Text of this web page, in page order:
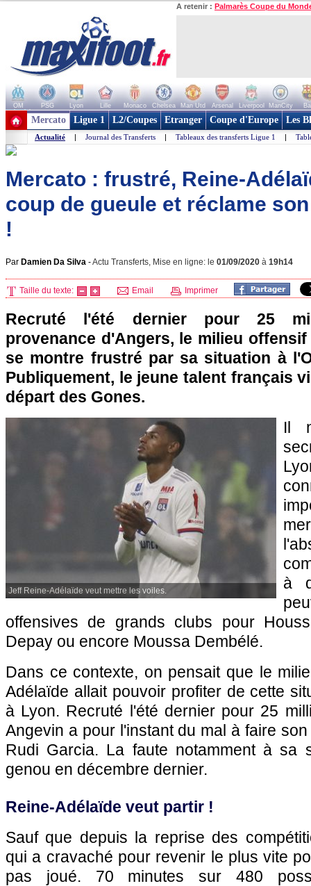
A retenir : Palmarès Coupe du
OM PSG Lyon Lille Monaco Chelsea Man Utd Arsenal Liverpool ManCity
+ de clubs
Mercato Ligue 1 L2/Coupes Etranger Coupe d'Europe Les
Actualité | Journal des Transferts | Tableaux des transferts Ligue 1 |
Mercato : frustré, Reine-
coup de gueule et réclame
!
Par Damien Da Silva -Actu Transferts, Mise en ligne: le 01/09/2020 à 19h14
Taille du texte: Email Imprimer
Recruté l'été dernier pour 25
provenance d'Angers, le milieu
se montre frustré par sa situation à
Publiquement, le jeune talent français
départ des Gones.
Jeff Reine-Adélaïde veut mettre les voiles.
Il
à
offensives de grands clubs pour
Depay ou encore Moussa Dembélé.
Dans ce contexte, on pensait que le
Adélaïde allait pouvoir profiter de cette
à Lyon. Recruté l'été dernier pour 25
Angevin a pour l'instant du mal à faire
Rudi Garcia. La faute notamment à sa
genou en décembre dernier.
Reine-Adélaïde veut partir !
Sauf que depuis la reprise des
qui a cravaché pour revenir le plus vite
pas joué. 70 minutes sur 480